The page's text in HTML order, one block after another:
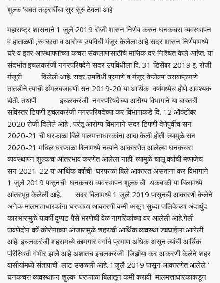
शुल्क ‘बाबत तक्रारींचा सुर सुरु ठेवला आहे
महाराष्ट्र शासनाने 1 जुलै 2019 रोजी शासन निर्णय करुन घनकचरा व्यवस्थापन
व हाताळणी ,स्वच्छता व आरोग्य उपविधी मंजूर केलेला आहे सदर शासन निर्णयामध्ये
घरे व इतर आस्थापणांच्या कचरा संकलाणासाठीचे मासिक दर निश्चित केले आहेत. या
संदर्भात इचलकरंजी नगरपरिषदेने सदर उपविधीला दि. 31 डिसेंबर 2019 इ. रोजी
मंजूरी दिलेली आहे. सदर उपविधी प्रमाणे व मंजूर केलेल्या ठरावाप्रमाणे
तातडीने त्याची अंमलबजावणी सन 2019-20 या आर्थिक वर्षामध्येच होणे आवश्यक
होती. तथापी इचलकरंजी नगरपरिषदेच्या आरोग्य विभागाने या बाबतची
सविस्तर टिपणी इचलकरंजी नगरपरिषदेच्या कर विभागाकडे दि. 12 ऑक्टोंबर
2020 रोजी दिलेले आहे . परंतू आरोग्य विभागाने सदर टिपणी देणेपुर्वीच सन
2020-21 ची घरफाळा बिले मालमत्ताधारकांना आदा केली होती. त्यामुळे सन
2020-21 मधिल घरफाळा बिलामध्ये नव्याने आकारणेत आलेल्या घनकचरा
व्यवस्थापन शुल्कचा आंतरभाव करणेत आलेला नाही. त्यामुळे चालू वर्षाची म्हणजेच
सन 2021-22 या आर्थिक वर्षाची घरफाळा बिले आकारत असताना कर विभागाने
1 जुलै 2019 पासूनची घनकचरा व्यवस्थापन शुल्क ची थकबाकी या बिलामध्ये
आंतरभूत केलेली आहे. सदर बिलामध्ये 1 जुलै 2019 पासूनची आकारणी केलेने
अनेक मालमत्ताधारकांना घरफाळा आकारणी कमी असून सुध्दा पालिकेच्या अंदाधुंद
कारभारामुळे यावर्षी दुप्पट पैसे भरणेची वेळ नागरिकांच्या वर आलेली आहे.गेली
पावणेदोन वर्षे कोरोनाच्या आजारामुळे शहराची आर्थिक व्यवस्था डबघाईला आलेली
आहे. इचलकरंजी शहरामध्ये कामगार वर्गाचे प्रमाण अधिक असून त्यांची आर्थिक
परिस्थिती गंभीर झालेेेे आहे अशातच इचलकरंजी जिझीया कर आकरणी केलेने शहर
वासीयांमध्ये संतापाची लाट उसळली आहे. 1जुलै 2019 पासून आकारणेत आलेले ‘
घनकचरा व्यवस्थापन शुल्क ‘घरफाळा बिलातून कमी करावी मालमत्ताधारकाकडून